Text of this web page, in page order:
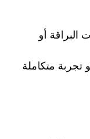
البراقة أو
تجربة متكاملة